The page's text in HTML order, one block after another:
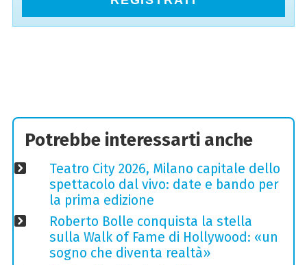
Potrebbe interessarti anche
Teatro City 2026, Milano capitale dello
spettacolo dal vivo: date e bando per
la prima edizione
Roberto Bolle conquista la stella
sulla Walk of Fame di Hollywood: «un
sogno che diventa realtà»